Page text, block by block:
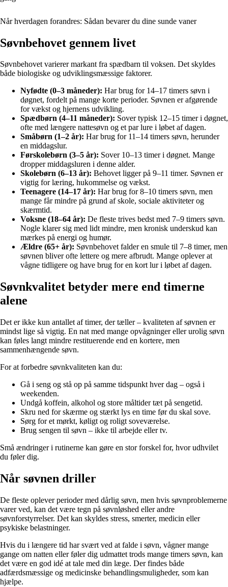
Når hverdagen forandres: Sådan bevarer du dine sunde vaner
Søvnbehovet gennem livet
Søvnbehovet varierer markant fra spædbarn til voksen. Det skyldes
både biologiske og udviklingsmæssige faktorer.
Nyfødte (0–3 måneder): Har brug for 14–17 timers søvn i
døgnet, fordelt på mange korte perioder. Søvnen er afgørende
for vækst og hjernens udvikling.
Spædbørn (4–11 måneder): Sover typisk 12–15 timer i døgnet,
ofte med længere nattesøvn og et par lure i løbet af dagen.
Småbørn (1–2 år): Har brug for 11–14 timers søvn, herunder
en middagslur.
Førskolebørn (3–5 år): Sover 10–13 timer i døgnet. Mange
dropper middagsluren i denne alder.
Skolebørn (6–13 år): Behovet ligger på 9–11 timer. Søvnen er
vigtig for læring, hukommelse og vækst.
Teenagere (14–17 år): Har brug for 8–10 timers søvn, men
mange får mindre på grund af skole, sociale aktiviteter og
skærmtid.
Voksne (18–64 år): De fleste trives bedst med 7–9 timers søvn.
Nogle klarer sig med lidt mindre, men kronisk underskud kan
mærkes på energi og humør.
Ældre (65+ år): Søvnbehovet falder en smule til 7–8 timer, men
søvnen bliver ofte lettere og mere afbrudt. Mange oplever at
vågne tidligere og have brug for en kort lur i løbet af dagen.
Søvnkvalitet betyder mere end timerne
alene
Det er ikke kun antallet af timer, der tæller – kvaliteten af søvnen er
mindst lige så vigtig. En nat med mange opvågninger eller urolig søvn
kan føles langt mindre restituerende end en kortere, men
sammenhængende søvn.
For at forbedre søvnkvaliteten kan du:
Gå i seng og stå op på samme tidspunkt hver dag – også i
weekenden.
Undgå koffein, alkohol og store måltider tæt på sengetid.
Skru ned for skærme og stærkt lys en time før du skal sove.
Sørg for et mørkt, køligt og roligt soveværelse.
Brug sengen til søvn – ikke til arbejde eller tv.
Små ændringer i rutinerne kan gøre en stor forskel for, hvor udhvilet
du føler dig.
Når søvnen driller
De fleste oplever perioder med dårlig søvn, men hvis søvnproblemerne
varer ved, kan det være tegn på søvnløshed eller andre
søvnforstyrrelser. Det kan skyldes stress, smerter, medicin eller
psykiske belastninger.
Hvis du i længere tid har svært ved at falde i søvn, vågner mange
gange om natten eller føler dig udmattet trods mange timers søvn, kan
det være en god idé at tale med din læge. Der findes både
adfærdsmæssige og medicinske behandlingsmuligheder, som kan
hjælpe.